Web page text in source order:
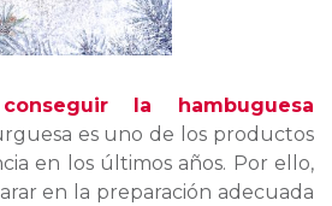
la hambuguesa
es uno de los productos
en los últimos años. Por ello,
en la preparación adecuada